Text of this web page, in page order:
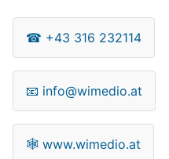
☎ +43 316 232114
📧 info@wimedio.at
🕸 www.wimedio.at